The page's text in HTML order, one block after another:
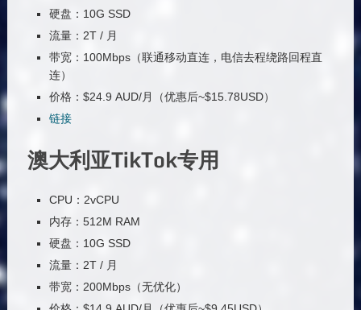
硬盘：10G SSD
流量：2T / 月
带宽：100Mbps（联通移动直连，电信去程绕路回程直
连）
价格：$24.9 AUD/月（优惠后~$15.78USD）
链接
澳大利亚TikTok专用
CPU：2vCPU
内存：512M RAM
硬盘：10G SSD
流量：2T / 月
带宽：200Mbps（无优化）